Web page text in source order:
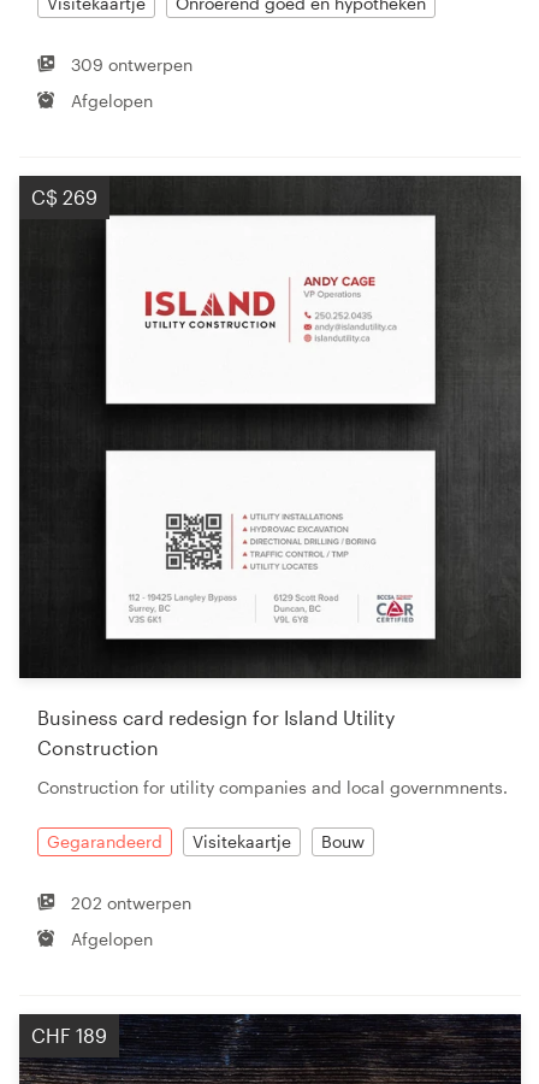
309 ontwerpen
Afgelopen
C$ 269
Business card redesign for Island Utility
Construction
Construction for utility companies and local governmnents.
Gegarandeerd Visitekaartje Bouw
202 ontwerpen
Afgelopen
CHF 189